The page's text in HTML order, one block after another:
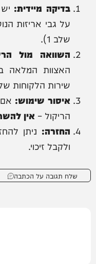
בדיקה מיידית:
על גבי אריזות
שלב 1).
השוואה מול
האצוות המלאה
שירות הלקוחות
איסור שימוש:
הריקול – אין
החזרה: ניתן
ולקבל זיכוי.
שלח תגובה על הכתבה